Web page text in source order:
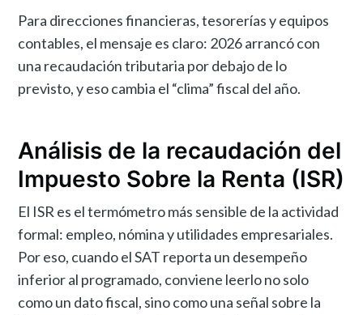
Para direcciones financieras, tesorerías y equipos
contables, el mensaje es claro: 2026 arrancó con
una recaudación tributaria por debajo de lo
previsto, y eso cambia el “clima” fiscal del año.
Análisis de la recaudación del
Impuesto Sobre la Renta (ISR)
El ISR es el termómetro más sensible de la actividad
formal: empleo, nómina y utilidades empresariales.
Por eso, cuando el SAT reporta un desempeño
inferior al programado, conviene leerlo no solo
como un dato fiscal, sino como una señal sobre la